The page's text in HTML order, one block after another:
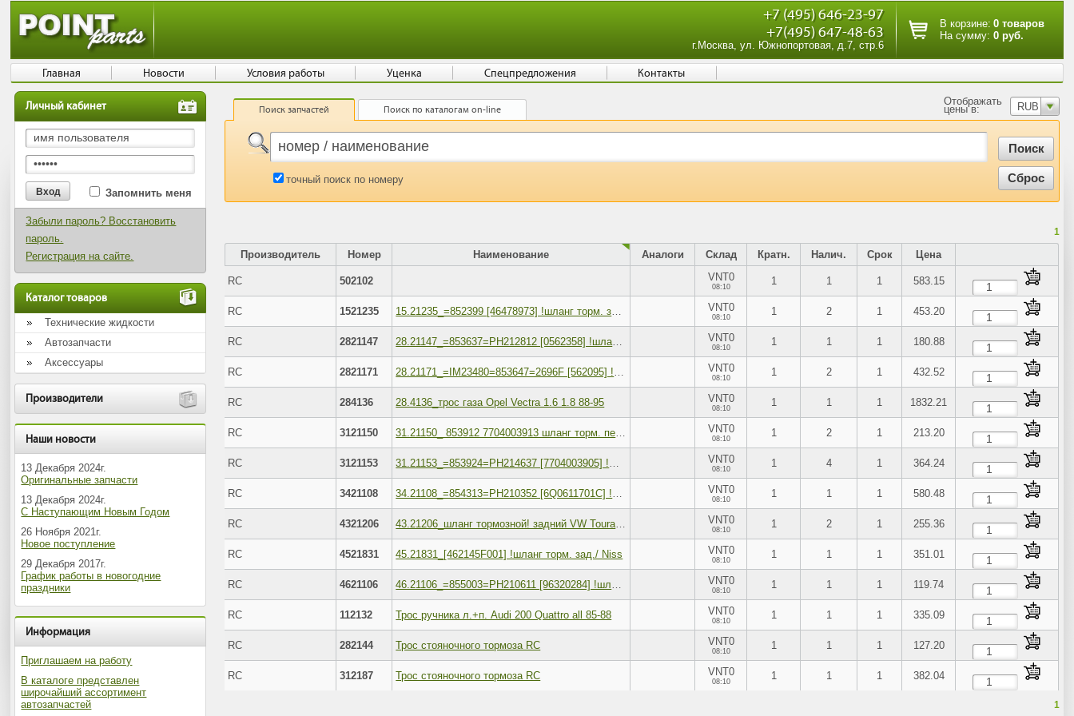
Личный кабинет
Запомнить меня
Забыли пароль? Восстановить
пароль.
Регистрация на сайте.
Каталог товаров
Технические жидкости
Автозапчасти
Аксессуары
Производители
Наши новости
13 Декабря 2024г.
Оригинальные запчасти
13 Декабря 2024г.
С Наступающим Новым Годом
26 Ноября 2021г.
Новое поступление
29 Декабря 2017г.
График работы в новогодние
праздники
Информация
Приглашаем на работу
В каталоге представлен
широчайший ассортимент
автозапчастей
Поиск запчастей Поиск по каталогам on-line RUB
Отображать
цены в:
точный поиск по номеру
1
Производитель Номер Наименование Аналоги Склад Кратн. Налич. Срок Цена
RC 502102 VNT0
08:10 1 1 1 583.15
RC 1521235 15.21235_=852399 [46478973] !шланг торм. зад.& VNT0
08:10 1 2 1 453.20
RC 2821147 28.21147_=853637=PH212812 [0562358] !шланг торм&# VNT0
08:10 1 1 1 180.88
RC 2821171 28.21171_=IM23480=853647=2696F [562095] !шланг т VNT0
08:10 1 2 1 432.52
RC 284136 28.4136_трос газа Opel Vectra 1.6 1.8 88-95 VNT0
08:10 1 1 1 1832.21
RC 3121150 31.21150_ 853912 7704003913 шланг торм. пер. renault r5 superrapid 84-98 l 330 VNT0
08:10 1 2 1 213.20
RC 3121153 31.21153_=853924=PH214637 [7704003905] !шланг то& VNT0
08:10 1 4 1 364.24
RC 3421108 34.21108_=854313=PH210352 [6Q0611701C] !шланг то& VNT0
08:10 1 1 1 580.48
RC 4321206 43.21206_шланг тормозной! задний VW Toura&# VNT0
08:10 1 2 1 255.36
RC 4521831 45.21831_[462145F001] !шланг торм. зад./ Niss VNT0
08:10 1 1 1 351.01
RC 4621106 46.21106_=855003=PH210611 [96320284] !шланг тор VNT0
08:10 1 1 1 119.74
RC 112132 Трос ручника л.+п. Audi 200 Quattro all 85-88 VNT0
08:10 1 1 1 335.09
RC 282144 Трос стояночного тормоза RC VNT0
08:10 1 1 1 127.20
RC 312187 Трос стояночного тормоза RC VNT0
08:10 1 1 1 382.04
1
Главная Новости Условия работы Уценка Спецпредложения Контакты
+7 (495) 646-23-97
+7(495) 647-48-63
г.Москва, ул. Южнопортовая, д.7, стр.6
В корзине: 0 товаров
На сумму: 0 руб.